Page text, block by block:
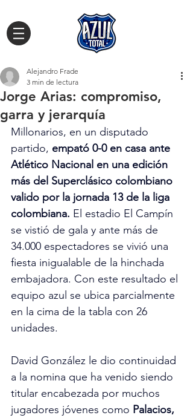
Jorge Arias: compromiso,
garra y jerarquía
Alejandro Frade
3 min de lectura
Millonarios, en un disputado
partido, empató 0-0 en casa ante
Atlético Nacional en una edición
más del Superclásico colombiano
valido por la jornada 13 de la liga
colombiana. El estadio El Campín
se vistió de gala y ante más de
34.000 espectadores se vivió una
fiesta inigualable de la hinchada
embajadora. Con este resultado el
equipo azul se ubica parcialmente
en la cima de la tabla con 26
unidades.
David González le dio continuidad
a la nomina que ha venido siendo
titular encabezada por muchos
jugadores jóvenes como Palacios,